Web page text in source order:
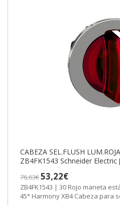
CABEZA SEL.FLUSH
ZB4FK1543 Schneider Electric
76,63€53,22€
ZB4FK1543 | 30 Rojo maneta
45° Harmony XB4 Cabeza para